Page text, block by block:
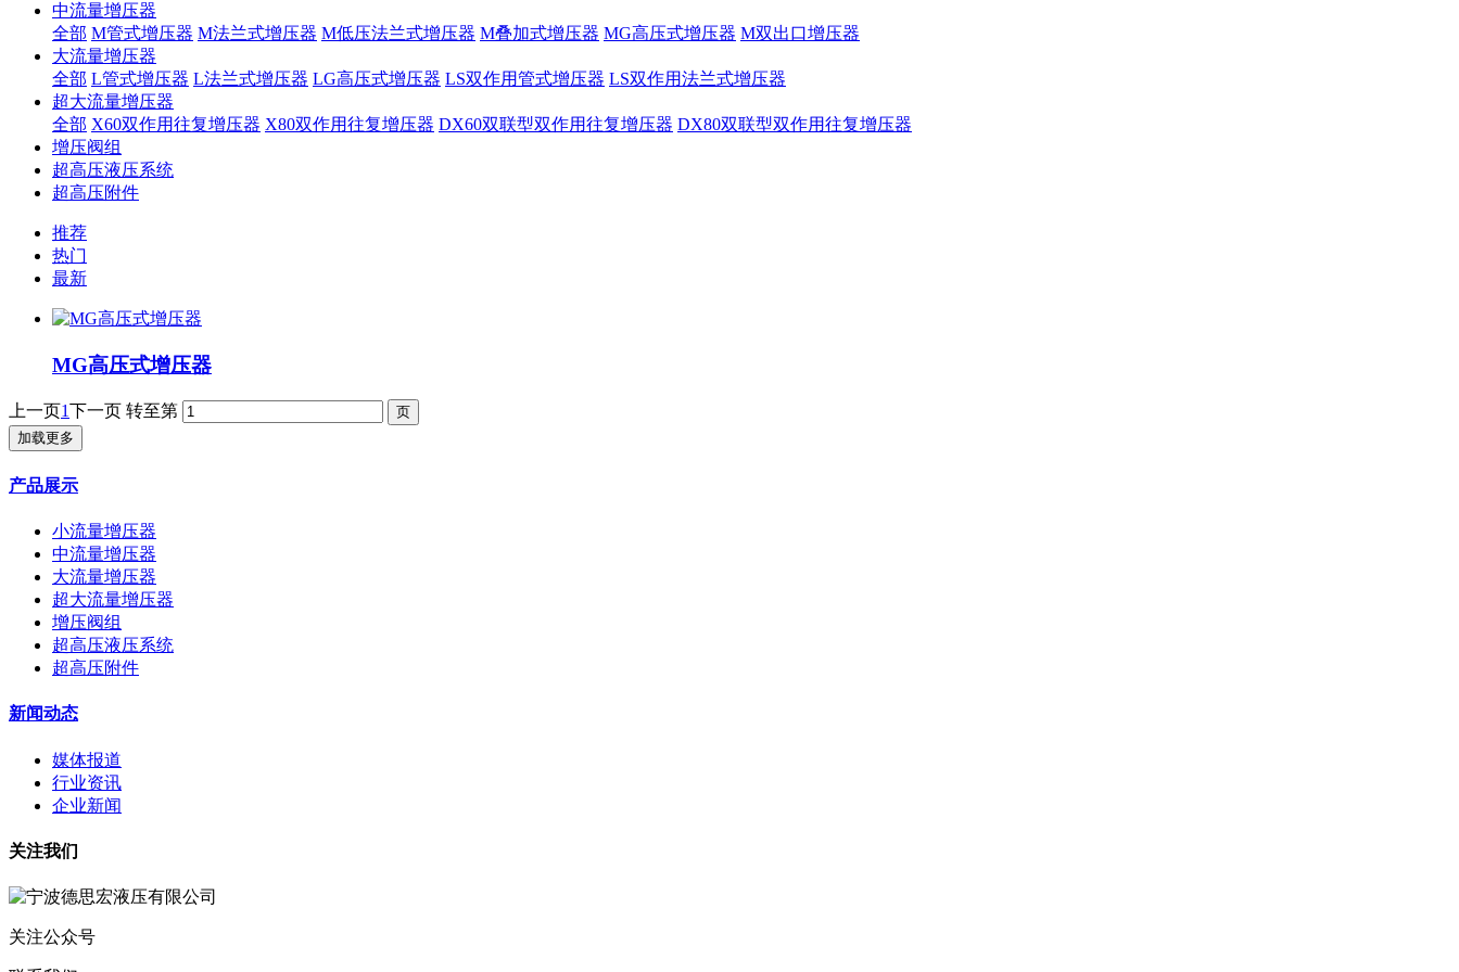
中流量增压器
全部 M管式增压器 M法兰式增压器 M低压法兰式增压器 M叠加式增压器 MG高压式增压器 M双出口增压器
大流量增压器
全部 L管式增压器 L法兰式增压器 LG高压式增压器 LS双作用管式增压器 LS双作用法兰式增压器
超大流量增压器
全部 X60双作用往复增压器 X80双作用往复增压器 DX60双联型双作用往复增压器 DX80双联型双作用往复增压器
增压阀组
超高压液压系统
超高压附件
推荐
热门
最新
MG高压式增压器
上一页1下一页 转至第
加载更多
产品展示
小流量增压器
中流量增压器
大流量增压器
超大流量增压器
增压阀组
超高压液压系统
超高压附件
新闻动态
媒体报道
行业资讯
企业新闻
关注我们
关注公众号